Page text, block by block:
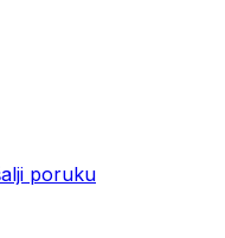
poruku